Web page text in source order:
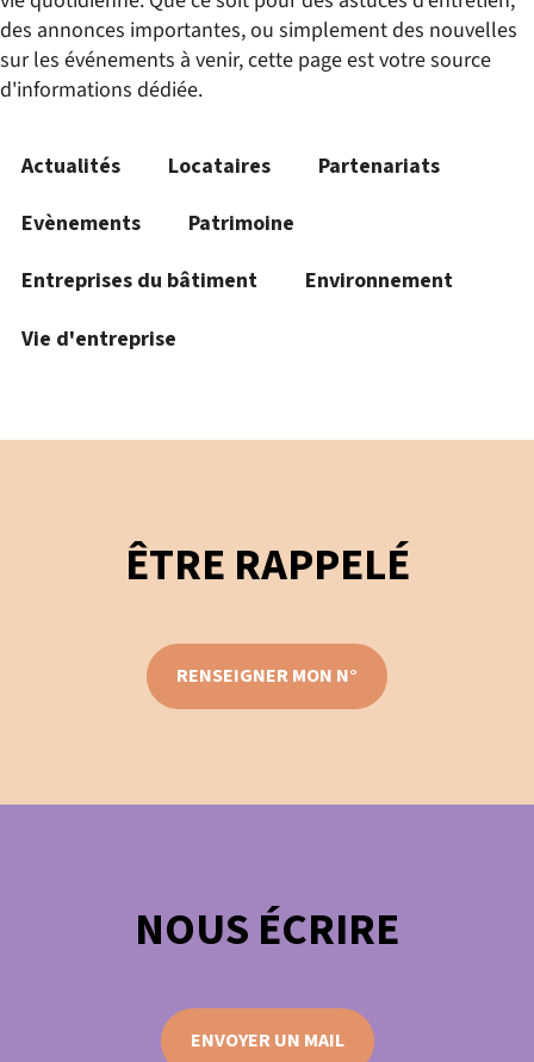
des annonces importantes, ou simplement des nouvelles
sur les événements à venir, cette page est votre source
d'informations dédiée.
Actualités Locataires
Partenariats
Evènements
Patrimoine
Entreprises du bâtiment
Environnement
Vie d'entreprise
ÊTRE RAPPELÉ
RENSEIGNER MON N°
NOUS ÉCRIRE
ENVOYER UN MAIL